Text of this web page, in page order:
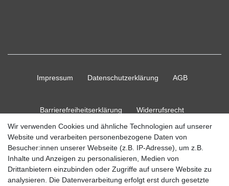
Impressum Daten­schutz­erklärung AGB
Barrierefreiheitserklärung Widerrufs­recht
Vertrag widerrufen Kontakt
Wir verwenden Cookies und ähnliche Technologien auf unserer
Website und verarbeiten personenbezogene Daten von
Besucher:innen unserer Webseite (z.B. IP-Adresse), um z.B.
Inhalte und Anzeigen zu personalisieren, Medien von
Drittanbietern einzubinden oder Zugriffe auf unsere Website zu
analysieren. Die Datenverarbeitung erfolgt erst durch gesetzte